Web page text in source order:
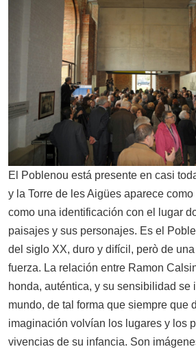
El Poblenou está presente en casi
y la Torre de les Aigües aparece
como una identificación con el lugar
paisajes y sus personajes. Es el
del siglo XX, duro y difícil, però de
fuerza. La relación entre Ramon
honda, auténtica, y su sensibilidad se
mundo, de tal forma que siempre que
imaginación volvían los lugares y los
vivencias de su infancia. Son